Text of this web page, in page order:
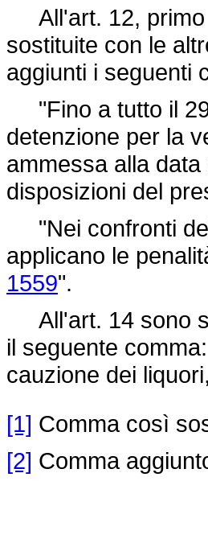
All'art. 12, primo
sostituite con le
aggiunti i seguenti
"Fino a tutto il 29
detenzione per la
ammessa alla
disposizioni del
"Nei confronti
applicano le
1559".
All'art. 14 sono
il seguente
cauzione dei
[1] Comma così
[2] Comma